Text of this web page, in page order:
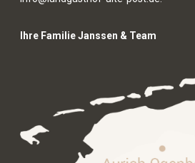
Ihre Familie Janssen & Team